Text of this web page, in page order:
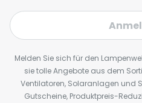
Melden Sie sich für den
sie tolle Angebote aus dem
Ventilatoren, Solaranlagen und
Gutscheine, Produktpreis-